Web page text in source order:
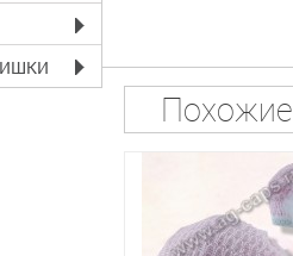
Похожие